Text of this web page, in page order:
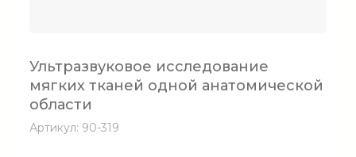
Ультразвуковое исследование
мягких тканей одной анатомической
области
Артикул: 90-319